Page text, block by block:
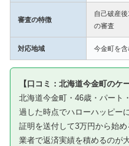
審査の特徴
自己破産
の審査
対応地域 今金町を
【口コミ：北海道今金町のケ
北海道今金町・46歳・パート
過した時点でハローハッピー
証明を送付して3万円から始
業者で返済実績を積めるのが